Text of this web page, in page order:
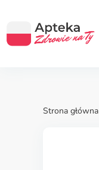
Strona główna